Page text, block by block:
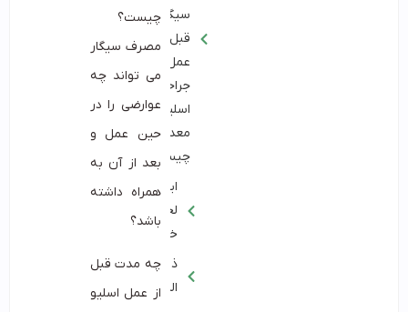
سیگار
قبل از
جراحی
اسلیو
معده
چیست؟
ایجاد
لخته
الریه
چیست؟
مصرف سیگار
می تواند چه
عوارضی را در
حین عمل و
بعد از آن به
همراه داشته
باشد؟
چه مدت قبل
از عمل اسلیو